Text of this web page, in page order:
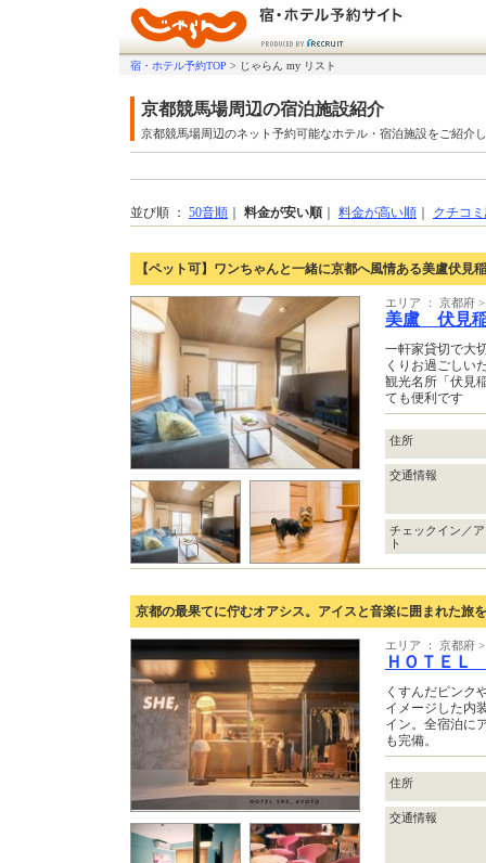
宿・ホテル予約TOP > じゃらん my リスト
京都競馬場周辺の宿泊施設紹介
京都競馬場周辺のネット予約可能なホテル・宿泊施設をご紹介
並び順 ： 50音順 料金が安い順 料金が高い順 クチコ
【ペット可】ワンちゃんと一緒に京都へ風情ある美盧伏見
エリア ： 京都府
美盧 伏見
一軒家貸切で大
くりお過ごし
観光名所「伏見
ても便利です
住所
交通情報
チェックイン／
ト
京都の最果てに佇むオアシス。アイスと音楽に囲まれた旅
エリア ： 京都府
ＨＯＴＥＬ
くすんだピンク
イメージした内
イン。全宿泊に
も完備。
住所
交通情報